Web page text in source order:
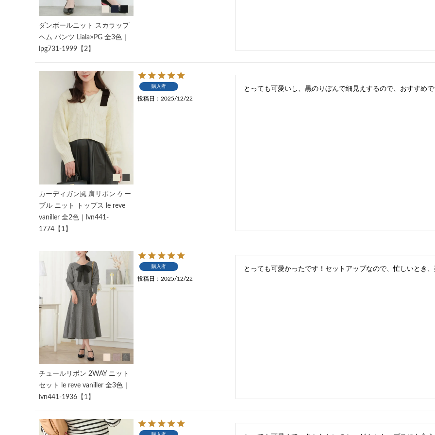
ダンボールニット スカラップ
ヘム パンツ Liala×PG 全3色｜
lpg731-1999【2】
カーディガン風 肩リボン ケー
ブル ニット トップス le reve
vaniller 全2色｜lvn441-
1774【1】
購入者
投稿日 2025/12/22
とっても可愛いし、黒のりぼんで細見えするので、おすすめ
チュールリボン 2WAY ニット
セット le reve vaniller 全3色｜
lvn441-1936【1】
購入者
投稿日 2025/12/22
とっても可愛かったです！セットアップなので、忙しいとき